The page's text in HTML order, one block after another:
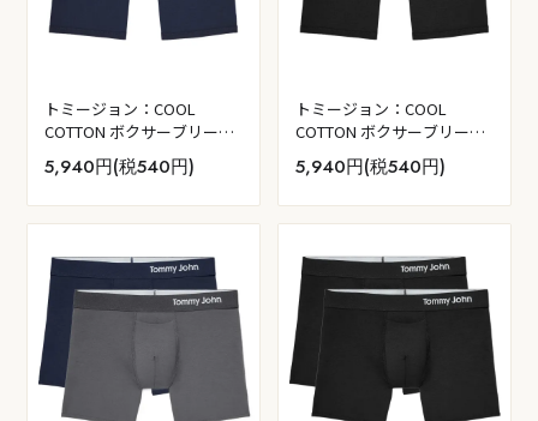
トミージョン：COOL
COTTON ボクサーブリーフ
(ネイビー)
5,940円(税540円)
トミージョン：COOL
COTTON ボクサーブリーフ
(ブラック)
5,940円(税540円)